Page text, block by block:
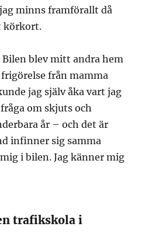
minns framförallt då
körkort.
blev mitt andra hem
från mamma
jag själv åka vart jag
om skjuts och
år – och det är
infinner sig samma
i bilen. Jag känner mig
trafikskola i